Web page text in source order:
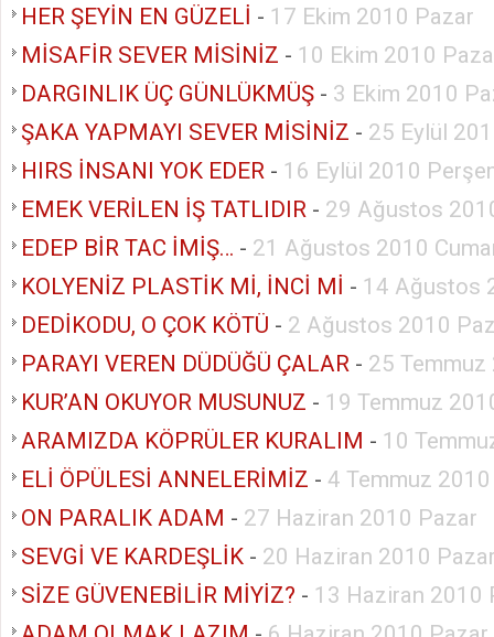
HER ŞEYİN EN GÜZELİ - 17 Ekim 2010 Pazar
MİSAFİR SEVER MİSİNİZ - 10 Ekim 2010
DARGINLIK ÜÇ GÜNLÜKMÜŞ - 3 Ekim 2010
ŞAKA YAPMAYI SEVER MİSİNİZ - 25 Eylül
HIRS İNSANI YOK EDER - 16 Eylül 2010
EMEK VERİLEN İŞ TATLIDIR - 29 Ağustos
EDEP BİR TAC İMİŞ… - 21 Ağustos 2010
KOLYENİZ PLASTİK Mİ, İNCİ Mİ - 14 Ağustos
DEDİKODU, O ÇOK KÖTÜ - 2 Ağustos 2010
PARAYI VEREN DÜDÜĞÜ ÇALAR - 25
KUR’AN OKUYOR MUSUNUZ - 19 Temmuz
ARAMIZDA KÖPRÜLER KURALIM - 10
ELİ ÖPÜLESİ ANNELERİMİZ - 4 Temmuz
ON PARALIK ADAM - 27 Haziran 2010 Pazar
SEVGİ VE KARDEŞLİK - 20 Haziran 2010
SİZE GÜVENEBİLİR MİYİZ? - 13 Haziran 2010